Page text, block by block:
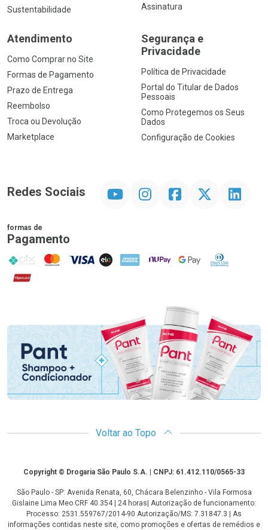
Sustentabilidade
Assinatura
Atendimento
Como Comprar no Site
Formas de Pagamento
Prazo de Entrega
Reembolso
Troca ou Devolução
Marketplace
Segurança e
Privacidade
Política de Privacidade
Portal do Titular de Dados
Pessoais
Como Protegemos os Seus
Dados
Configuração de Cookies
Redes Sociais InstagramFacebookTwitter Linkedin
formas de
Pagamento
PIX MasterCard
VISA ELO AMEX NuPay Google PayDiners Club
Hipercard
Promoção em Destaque
Voltar ao Topo
CopyrightCopyright © Drogaria São Paulo S.A. | CNPJ: 61.412.110/0565-33
São Paulo - SP: Avenida Renata, 60, Chácara Belenzinho - Vila Formosa
Gislaine Lima Meo CRF 40.354 | 24 horas| Autorização de funcionamento:
Processo: 2531.559767/2014-90 Autorização/MS: 7.31847.3 | As
informações contidas neste site, como promoções e ofertas de remédios e